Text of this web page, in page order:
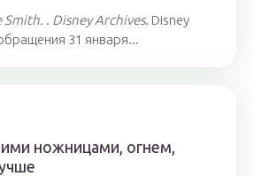
Smith. . Disney Archives. Disney
31 января...
ножницами, огнем,